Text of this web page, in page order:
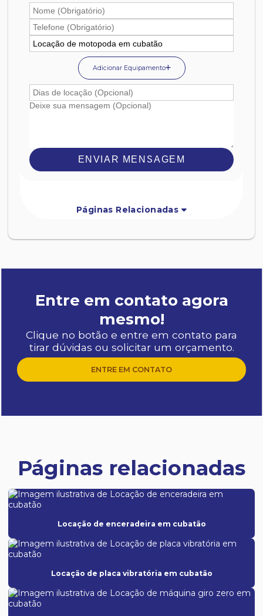
Adicionar Equipamento
ENVIAR MENSAGEM
Páginas Relacionadas
Entre em contato agora
mesmo!
Clique no botão e entre em contato para
tirar dúvidas ou solicitar um orçamento.
ENTRE EM CONTATO
Páginas relacionadas
Locação de enceradeira em cubatão
Locação de placa vibratória em cubatão